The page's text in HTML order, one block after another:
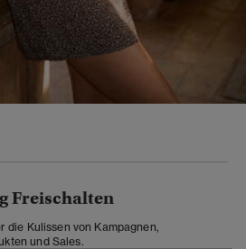
Freischalten
die Kulissen von Kampagnen,
und Sales.